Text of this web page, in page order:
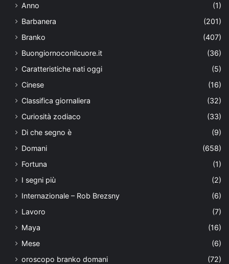
Anno
(1)
Barbanera
(201)
Branko
(407)
Buongiornoconilcuore.it
(36)
Caratteristiche nati oggi
(5)
Cinese
(16)
Classifica giornaliera
(32)
Curiosità zodiaco
(33)
Di che segno è
(9)
Domani
(658)
Fortuna
(1)
I segni più
(2)
Internazionale – Rob Brezsny
(6)
Lavoro
(7)
Maya
(16)
Mese
(6)
oroscopo branko domani
(72)